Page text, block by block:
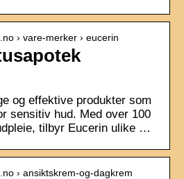
› vare-merker › eucerin
og effektive produkter som
sensitiv hud. Med over 100
tilbyr Eucerin ulike …
› ansiktskrem-og-dagkrem